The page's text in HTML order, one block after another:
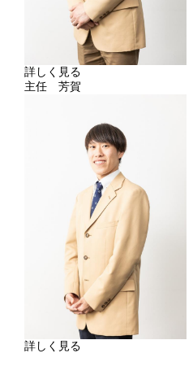
詳しく見る
主任 芳賀
詳しく見る